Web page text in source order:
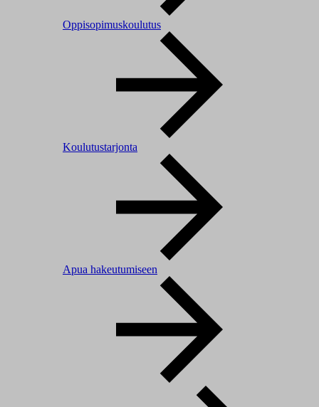
Oppisopimuskoulutus
Koulutustarjonta
Apua hakeutumiseen